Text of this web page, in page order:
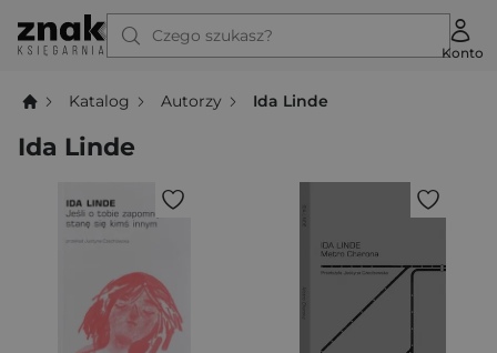
Czego szukasz?
Konto
Katalog Autorzy Ida Linde
Ida Linde